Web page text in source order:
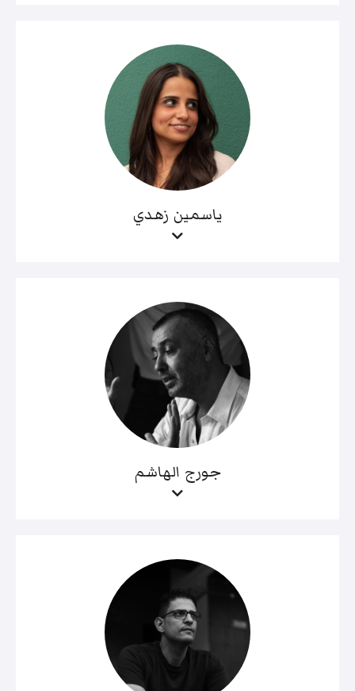
ياسمين زهدي
جورج الهاشم